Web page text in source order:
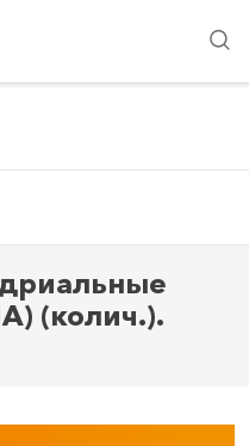
(колич.).